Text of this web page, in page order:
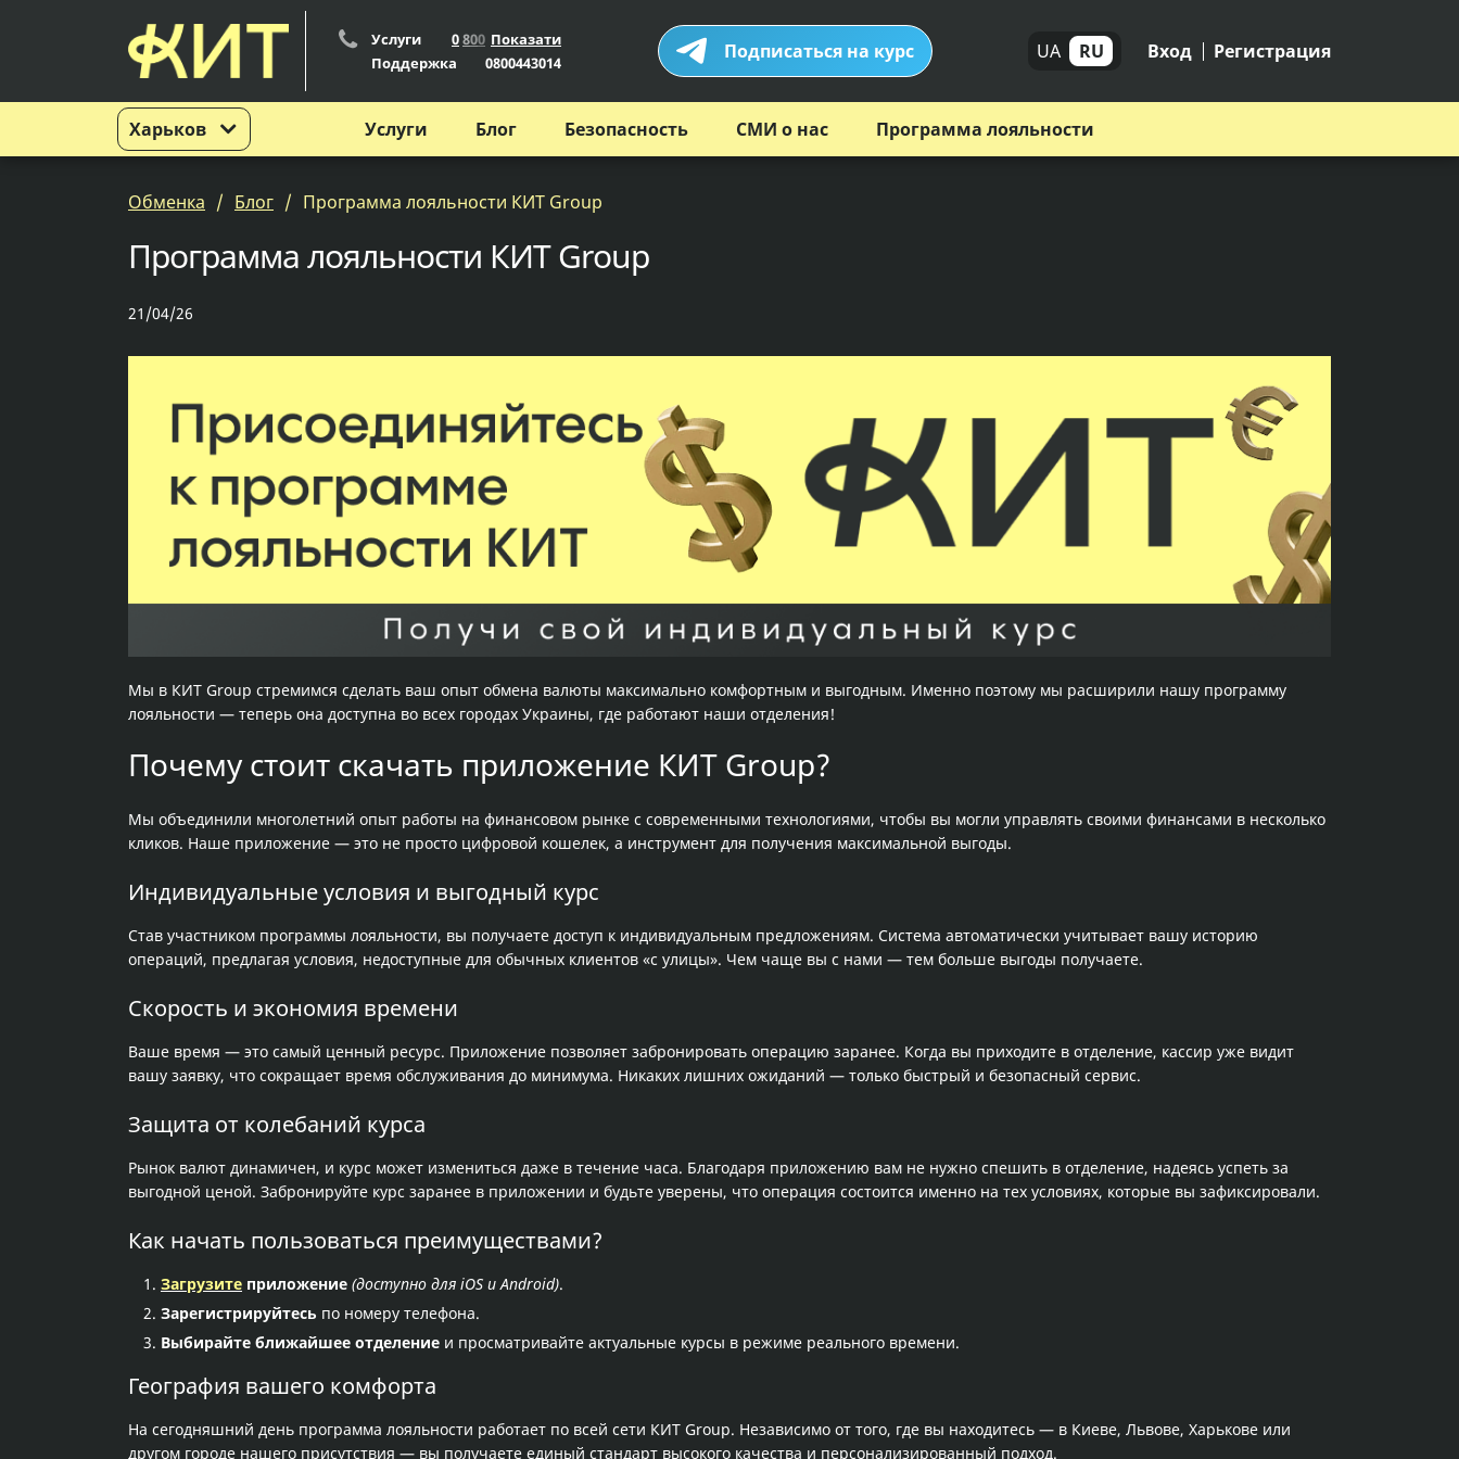
Харьков
Услуги 0800 Показати
Поддержка
0800443014 Подписаться на курс UA RU Вход Регистрация
Услуги Блог Безопасность СМИ о нас Программа лояльности
Обменка Блог Программа лояльности КИТ Group
Программа лояльности КИТ Group
21/04/26
Мы в КИТ Group стремимся сделать ваш опыт обмена валюты максимально комфортным и выгодным. Именно поэтому мы расширили нашу программу
лояльности — теперь она доступна во всех городах Украины, где работают наши отделения!
Почему стоит скачать приложение КИТ Group?
Мы объединили многолетний опыт работы на финансовом рынке с современными технологиями, чтобы вы могли управлять своими финансами в несколько
кликов. Наше приложение — это не просто цифровой кошелек, а инструмент для получения максимальной выгоды.
Индивидуальные условия и выгодный курс
Став участником программы лояльности, вы получаете доступ к индивидуальным предложениям. Система автоматически учитывает вашу историю
операций, предлагая условия, недоступные для обычных клиентов «с улицы». Чем чаще вы с нами — тем больше выгоды получаете.
Скорость и экономия времени
Ваше время — это самый ценный ресурс. Приложение позволяет забронировать операцию заранее. Когда вы приходите в отделение, кассир уже видит
вашу заявку, что сокращает время обслуживания до минимума. Никаких лишних ожиданий — только быстрый и безопасный сервис.
Защита от колебаний курса
Рынок валют динамичен, и курс может измениться даже в течение часа. Благодаря приложению вам не нужно спешить в отделение, надеясь успеть за
выгодной ценой. Забронируйте курс заранее в приложении и будьте уверены, что операция состоится именно на тех условиях, которые вы зафиксировали.
Как начать пользоваться преимуществами?
Загрузите приложение (доступно для iOS и Android).
Зарегистрируйтесь по номеру телефона.
Выбирайте ближайшее отделение и просматривайте актуальные курсы в режиме реального времени.
География вашего комфорта
На сегодняшний день программа лояльности работает по всей сети КИТ Group. Независимо от того, где вы находитесь — в Киеве, Львове, Харькове или
другом городе нашего присутствия — вы получаете единый стандарт высокого качества и персонализированный подход.